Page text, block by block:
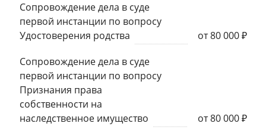
Сопровождение дела в суде
первой инстанции по вопросу
Удостоверения родства
от 80 000 ₽
Сопровождение дела в суде
первой инстанции по вопросу
Признания права
собственности на
наследственное имущество
от 80 000 ₽